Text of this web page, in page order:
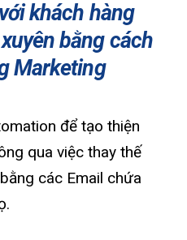
khách hàng
bằng cách
Marketing
để tạo thiện
qua việc thay thế
các Email chứa